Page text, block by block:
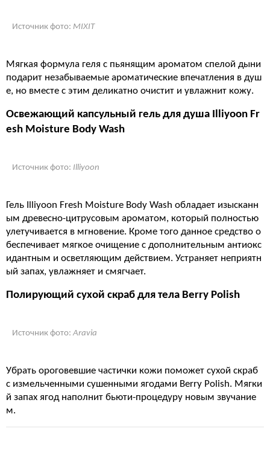
Источник фото: MIXIT
Мягкая формула геля с пьянящим ароматом спелой дыни
подарит незабываемые ароматические впечатления в душ
е, но вместе с этим деликатно очистит и увлажнит кожу.
Освежающий капсульный гель для душа Illiyoon Fr
esh Moisture Body Wash
Источник фото: Illiyoon
Гель Illiyoon Fresh Moisture Body Wash обладает изысканн
ым древесно-цитрусовым ароматом, который полностью
улетучивается в мгновение. Кроме того данное средство о
беспечивает мягкое очищение с дополнительным антиокс
идантным и осветляющим действием. Устраняет неприятн
ый запах, увлажняет и смягчает.
Полирующий сухой скраб для тела Berry Polish
Источник фото: Aravia
Убрать ороговевшие частички кожи поможет сухой скраб
с измельченными сушенными ягодами Berry Polish. Мягки
й запах ягод наполнит бьюти-процедуру новым звучание
м.